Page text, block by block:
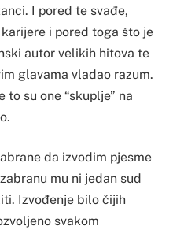
I pored te svađe,
i pored toga što je
autor velikih hitova te
glavama vladao razum.
su one “skuplje” na
da izvodim pjesme
mu ni jedan sud
Izvođenje bilo čijih
svakom